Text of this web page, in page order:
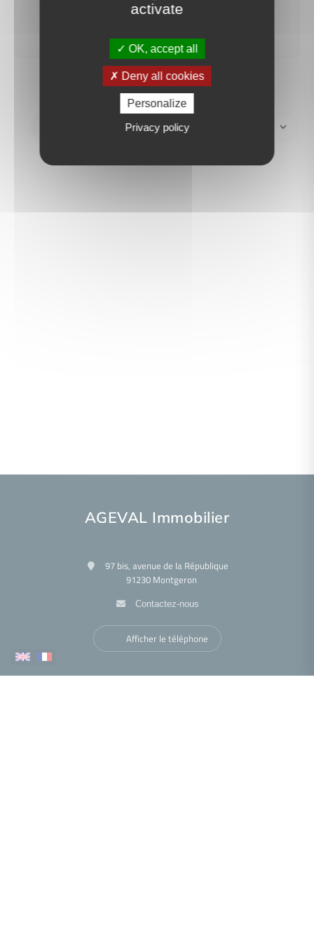
créer une alerte
Créer une alerte
AGEVAL Immobilier
97 bis, avenue de la République
91230 Montgeron
Contactez-nous
Afficher le téléphone
activate
OK, accept all
Deny all cookies
Personalize
Privacy policy